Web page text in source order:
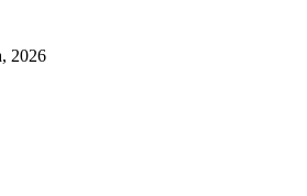
2026